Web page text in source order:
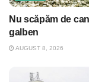
Nu scăpăm de
galben
AUGUST 8, 2026